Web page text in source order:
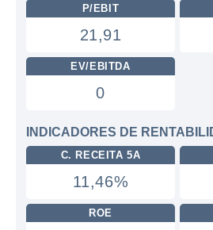
P/EBIT
21,91
EV/EBITDA
0
INDICADORES DE
C. RECEITA 5A
11,46%
ROE